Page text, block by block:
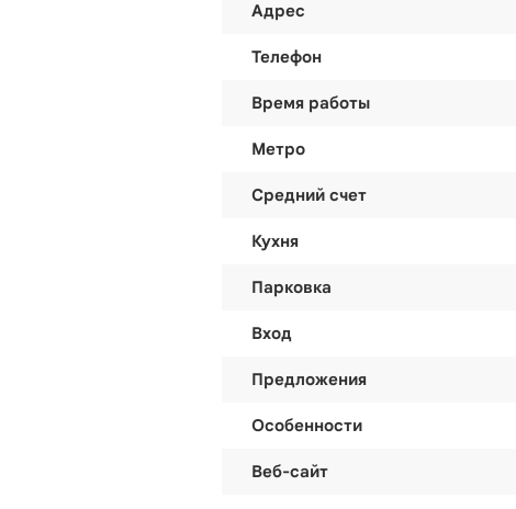
Адрес
Телефон
Время работы
Метро
Средний счет
Кухня
Парковка
Вход
Предложения
Особенности
Веб-сайт